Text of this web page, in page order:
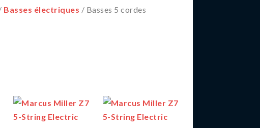
Basses électriques / Basses 5 cordes